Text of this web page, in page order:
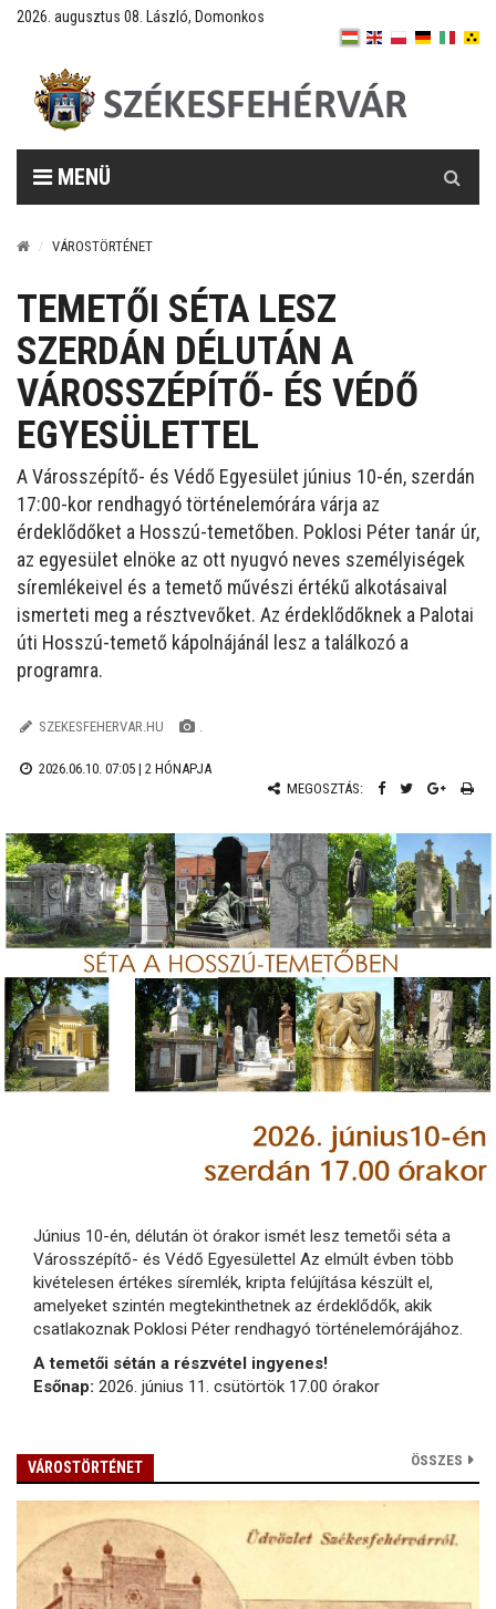
2026. augusztus 08. László, Domonkos
MENÜ
VÁROSTÖRTÉNET
TEMETŐI SÉTA LESZ
SZERDÁN DÉLUTÁN A
VÁROSSZÉPÍTŐ- ÉS VÉDŐ
EGYESÜLETTEL
A Városszépítő- és Védő Egyesület június 10-én, szerdán
17:00-kor rendhagyó történelemórára várja az
érdeklődőket a Hosszú-temetőben. Poklosi Péter tanár úr,
az egyesület elnöke az ott nyugvó neves személyiségek
síremlékeivel és a temető művészi értékű alkotásaival
ismerteti meg a résztvevőket. Az érdeklődőknek a Palotai
úti Hosszú-temető kápolnájánál lesz a találkozó a
programra.
SZEKESFEHERVAR.HU .
2026.06.10. 07:05 | 2 HÓNAPJA
MEGOSZTÁS:
Június 10-én, délután öt órakor ismét lesz temetői séta a
Városszépítő- és Védő Egyesülettel Az elmúlt évben több
kivételesen értékes síremlék, kripta felújítása készült el,
amelyeket szintén megtekinthetnek az érdeklődők, akik
csatlakoznak Poklosi Péter rendhagyó történelemórájához.
A temetői sétán a részvétel ingyenes!
Esőnap: 2026. június 11. csütörtök 17.00 órakor
VÁROSTÖRTÉNET ÖSSZES